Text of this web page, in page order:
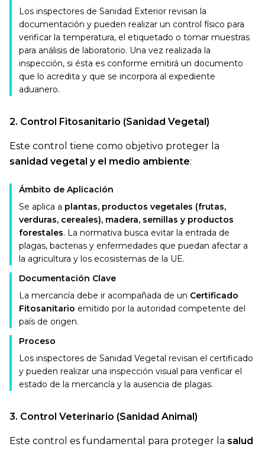
Los inspectores de Sanidad Exterior revisan la
documentación y pueden realizar un control físico para
verificar la temperatura, el etiquetado o tomar muestras
para análisis de laboratorio. Una vez realizada la
inspección, si ésta es conforme emitirá un documento
que lo acredita y que se incorpora al expediente
aduanero.
2. Control Fitosanitario (Sanidad Vegetal)
Este control tiene como objetivo proteger la
sanidad vegetal y el medio ambiente:
Ámbito de Aplicación
Se aplica a plantas, productos vegetales (frutas,
verduras, cereales), madera, semillas y productos
forestales. La normativa busca evitar la entrada de
plagas, bacterias y enfermedades que puedan afectar a
la agricultura y los ecosistemas de la UE.
Documentación Clave
La mercancía debe ir acompañada de un Certificado
Fitosanitario emitido por la autoridad competente del
país de origen.
Proceso
Los inspectores de Sanidad Vegetal revisan el certificado
y pueden realizar una inspección visual para verificar el
estado de la mercancía y la ausencia de plagas.
3. Control Veterinario (Sanidad Animal)
Este control es fundamental para proteger la salud